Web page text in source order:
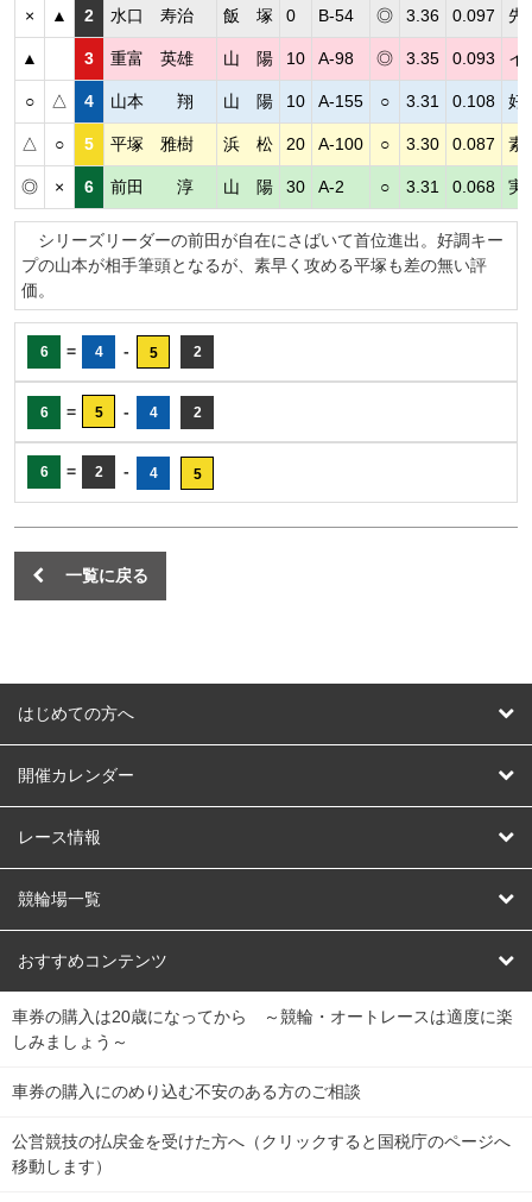
× ▲ 2 水口 寿治 飯 塚 0 B-54 ◎ 3.36 0.097 先
▲ 3 重富 英雄 山 陽 10 A-98 ◎ 3.35 0.093 イ
○ △ 4 山本 翔 山 陽 10 A-155 ○ 3.31 0.108 好
△ ○ 5 平塚 雅樹 浜 松 20 A-100 ○ 3.30 0.087 素
◎ × 6 前田 淳 山 陽 30 A-2 ○ 3.31 0.068 実
シリーズリーダーの前田が自在にさばいて首位進出。好調キー
プの山本が相手筆頭となるが、素早く攻める平塚も差の無い評
価。
6 = 4 - 5 2
6 = 5 - 4 2
6 = 2 - 4 5
一覧に戻る
はじめての方へ
はじめての方へ
開催カレンダー
競輪
オートレース
競輪くじ
Dokanto!
チャリロトプラザ
レース情報
レース予想
レース結果
キャリーオーバー一覧
競輪場一覧
北日本 函館競輪場
関
東
弥彦競輪場 前橋競輪場 取手競輪場 宇都宮競輪場
関
東
小田原競輪場
おすすめコンテンツ
競輪選手情報
Perfecta Navi
netkeirin
車券の購入は20歳になってから ～競輪・オートレースは適度に楽
しみましょう～
車券の購入にのめり込む不安のある方のご相談
公営競技の払戻金を受けた方へ（クリックすると国税庁のページへ
移動します）